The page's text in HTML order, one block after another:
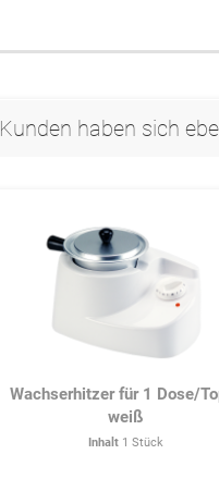
Kunden haben sich
Wachserhitzer für 1 Dose/
weiß
Inhalt 1 Stück